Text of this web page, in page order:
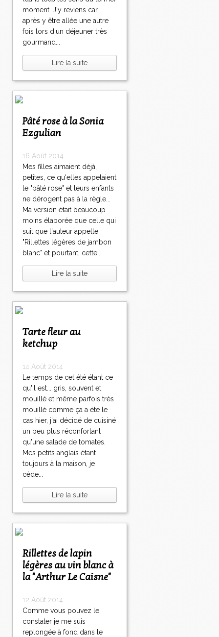
moment. J'y reviens car
après y être allée une autre
fois lors d'un déjeuner très
gourmand...
Lire la suite
Pâté rose à la Sonia
Ezgulian
16 Août 2014
Mes filles aimaient déjà,
petites, ce qu'elles appelaient
le "pâté rose" et leurs enfants
ne dérogent pas à la règle...
Ma version était beaucoup
moins élaborée que celle qui
suit que l'auteur appelle
"Rillettes légères de jambon
blanc" et pourtant, cette...
Lire la suite
Tarte fleur au
ketchup
14 Août 2014
Le temps de cet été étant ce
qu'il est... gris, souvent et
mouillé et même parfois très
mouillé comme ça a été le
cas hier, j'ai décidé de cuisiné
un peu plus réconfortant
qu'une salade de tomates.
Mes petits anglais étant
toujours à la maison, je
cède...
Lire la suite
Rillettes de lapin
légères au vin blanc à
la "Arthur Le Caisne"
12 Août 2014
Comme vous pouvez le
constater je me suis
replongée à fond dans le